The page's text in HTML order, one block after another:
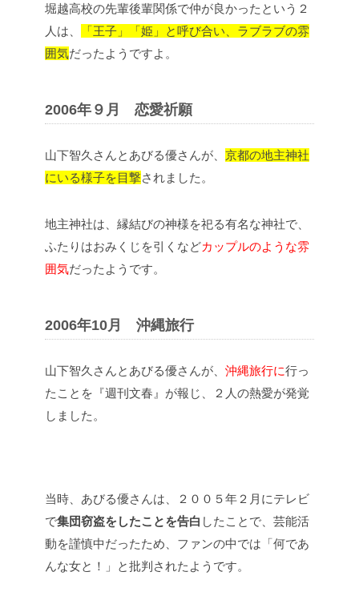
堀越高校の先輩後輩関係で仲が良かったという２
人は、
「王子」「姫」と呼び合い、ラブラブの雰
囲気だったようですよ。
2006年９月 恋愛祈願
山下智久さんとあびる優さんが、 京都の地主神社
にいる様子を目撃されました。
地主神社は、縁結びの神様を祀る有名な神社で、
ふたりはおみくじを引くなどカップルのような雰
囲気だったようです。
2006年10月 沖縄旅行
山下智久さんとあびる優さんが、 沖縄旅行に行っ
たことを『週刊文春』が報じ、２人の熱愛が発覚
しました。
当時、あびる優さんは、２００５年２月にテレビ
で集団窃盗をしたことを告白 したことで、芸能活
動を謹慎中だったため、ファンの中では「何であ
んな女と！」と批判されたようです。